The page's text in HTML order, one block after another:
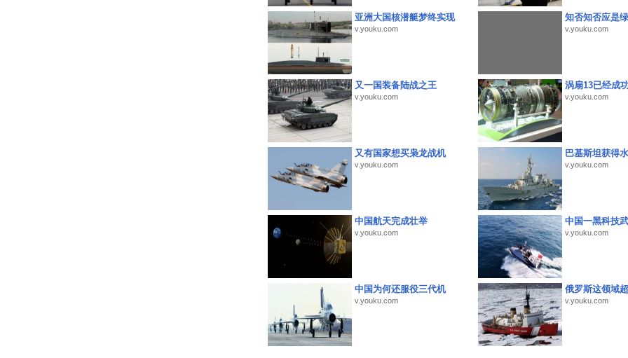
亚洲大国核潜艇梦终实现
v.youku.com
知否知否应是
v.youku.com
又一国装备陆战之王
v.youku.com
涡扇13已经成
v.youku.com
又有国家想买枭龙战机
v.youku.com
巴基斯坦获得
v.youku.com
中国航天完成壮举
v.youku.com
中国一黑科技
v.youku.com
中国为何还服役三代机
v.youku.com
俄罗斯这领域
v.youku.com